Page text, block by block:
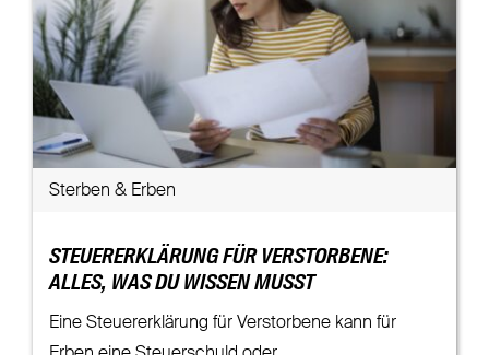
Sterben & Erben
STEUERERKLÄRUNG FÜR VERSTORBENE:
ALLES, WAS DU WISSEN MUSST
Eine Steuererklärung für Verstorbene kann für